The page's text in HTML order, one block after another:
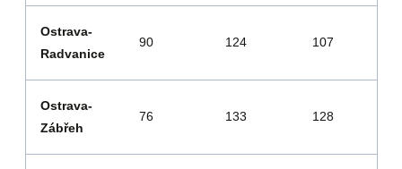
Ostrava-
Radvanice
90 124 107
Ostrava-
Zábřeh
76 133 128